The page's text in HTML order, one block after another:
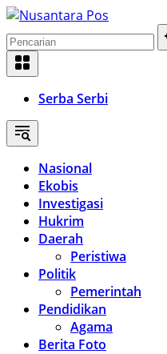
Langsung
ke
konten
Serba Serbi
Nasional
Ekobis
Investigasi
Hukrim
Daerah
Peristiwa
Politik
Pemerintah
Pendidikan
Agama
Berita Foto